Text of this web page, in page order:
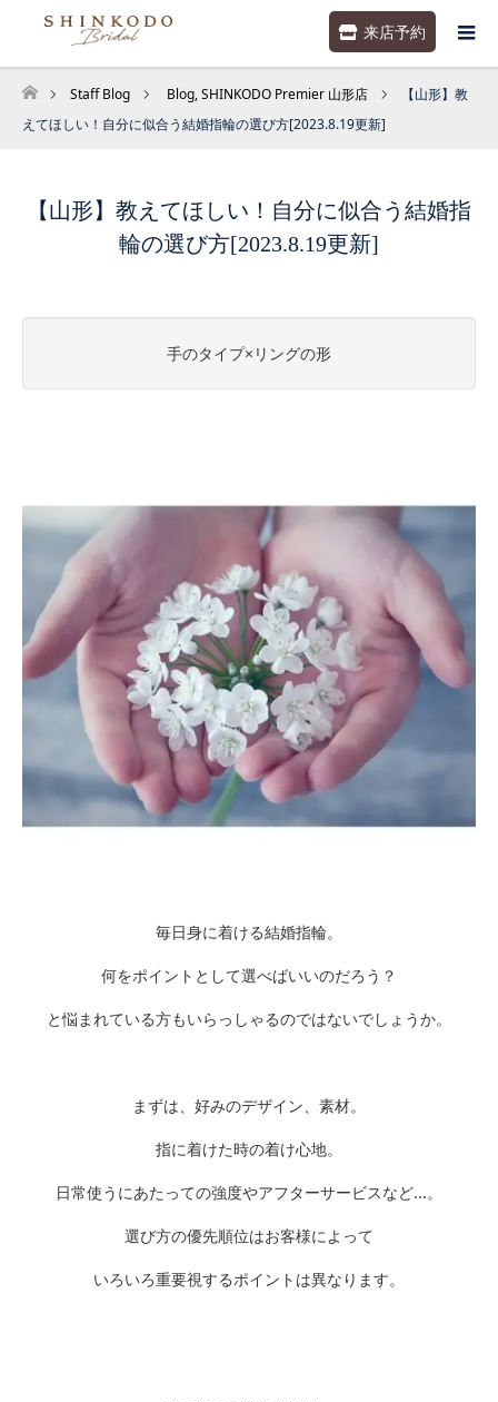
来店予約
ホーム
Staff Blog Blog,SHINKODO Premier 山形店
【山形】教
えてほしい！自分に似合う結婚指輪の選び方[2023.8.19更新]
【山形】教えてほしい！自分に似合う結婚指
輪の選び方[2023.8.19更新]
手のタイプ×リングの形
毎日身に着ける結婚指輪。
何をポイントとして選べばいいのだろう？
と悩まれている方もいらっしゃるのではないでしょうか。
まずは、好みのデザイン、素材。
指に着けた時の着け心地。
日常使うにあたっての強度やアフターサービスなど...。
選び方の優先順位はお客様によって
いろいろ重要視するポイントは異なります。